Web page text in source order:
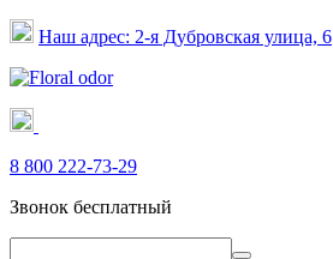
Наш адрес: 2-я Дубровская улица, 6
8 800 222-73-29
Звонок бесплатный